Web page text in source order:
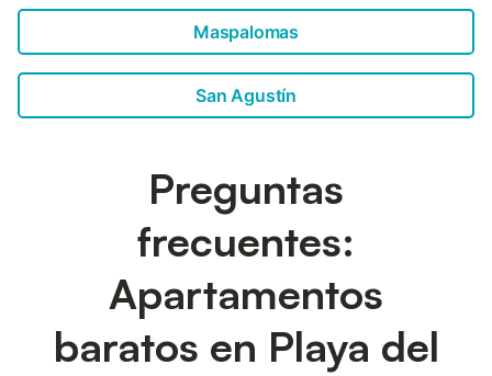
Maspalomas
San Agustín
Preguntas
frecuentes:
Apartamentos
baratos en Playa del